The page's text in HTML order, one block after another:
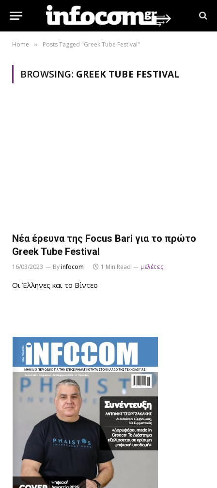
Home » Posts Tagged "Greek Tube Festival"
BROWSING: GREEK TUBE FESTIVAL
Νέα έρευνα της Focus Bari για το πρώτο
Greek Tube Festival
16/03/2023 Byinfocom 1 Min Read μελέτες
Οι Έλληνες και το Βίντεο